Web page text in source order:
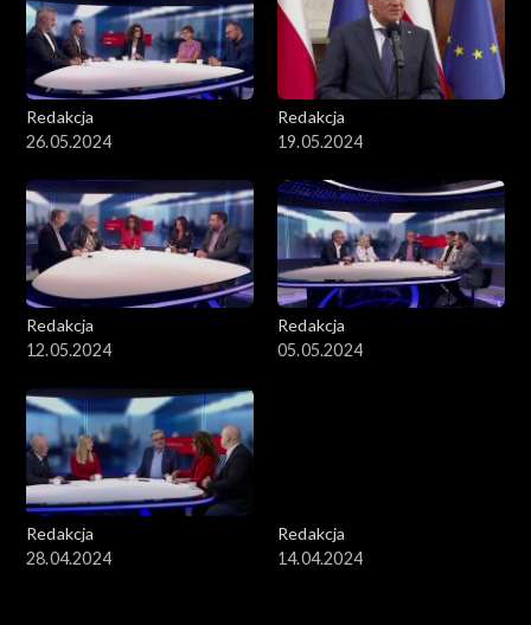
Redakcja
26.05.2024
Redakcja
19.05.2024
Redakcja
12.05.2024
Redakcja
05.05.2024
Redakcja
28.04.2024
Redakcja
14.04.2024